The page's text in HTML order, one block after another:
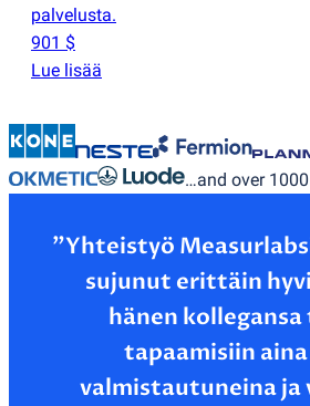
palvelusta.
901 $
Lue lisää
…and over
”Yhteistyö
sujunut erittäin
hänen
tapaamisiin
valmistautuneina ja